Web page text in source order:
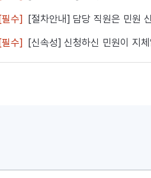
[필수]
[절차안내] 담당 직원은 민원
[필수] [신속성] 신청하신 민원이 지